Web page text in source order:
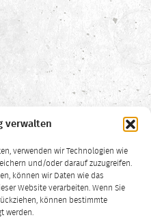
verwalten
verwenden wir Technologien wie
und/oder darauf zuzugreifen.
können wir Daten wie das
Website verarbeiten. Wenn Sie
können bestimmte
werden.